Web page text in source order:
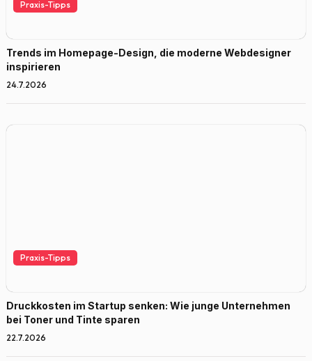
Praxis-Tipps
Trends im Homepage-Design, die moderne Webdesigner
inspirieren
24.7.2026
Praxis-Tipps
Druckkosten im Startup senken: Wie junge Unternehmen
bei Toner und Tinte sparen
22.7.2026